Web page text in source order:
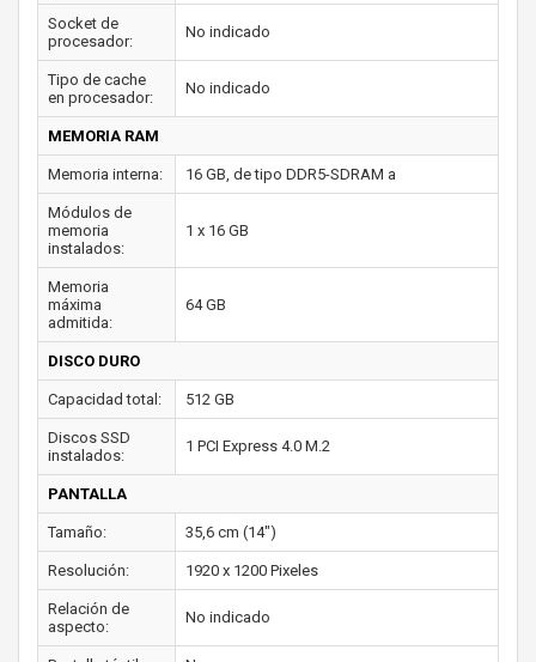
Socket de
procesador:
No indicado
Tipo de cache
en procesador:
No indicado
MEMORIA RAM
Memoria interna: 16 GB, de tipo DDR5-SDRAM a
Módulos de
memoria
instalados:
1 x 16 GB
Memoria
máxima
admitida:
64 GB
DISCO DURO
Capacidad total: 512 GB
Discos SSD
instalados:
1 PCI Express 4.0 M.2
PANTALLA
Tamaño: 35,6 cm (14")
Resolución: 1920 x 1200 Pixeles
Relación de
aspecto:
No indicado